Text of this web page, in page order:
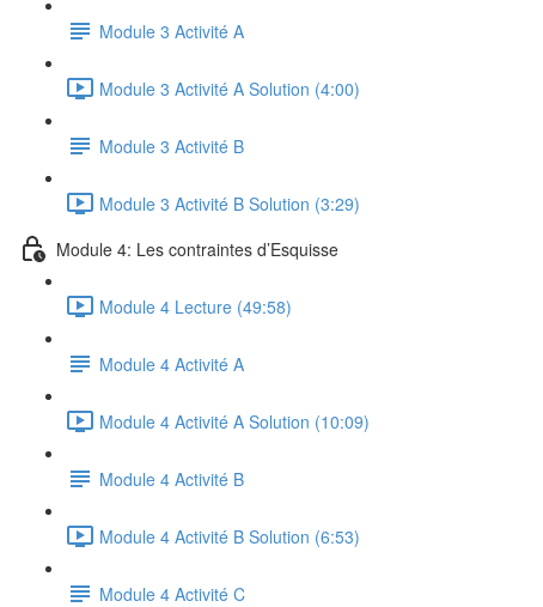
Module 3 Activité A
Module 3 Activité A Solution (4:00)
Module 3 Activité B
Module 3 Activité B Solution (3:29)
Module 4: Les contraintes d’Esquisse
Module 4 Lecture (49:58)
Module 4 Activité A
Module 4 Activité A Solution (10:09)
Module 4 Activité B
Module 4 Activité B Solution (6:53)
Module 4 Activité C